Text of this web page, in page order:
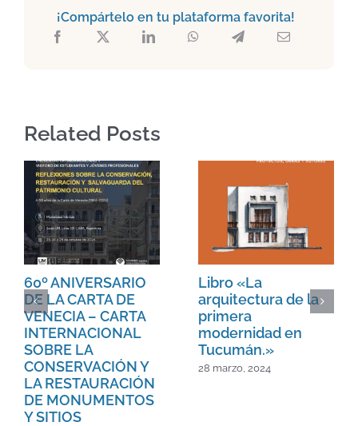
¡Compártelo en tu plataforma favorita!
Related Posts
60º ANIVERSARIO
DE LA CARTA DE
VENECIA – CARTA
INTERNACIONAL
SOBRE LA
CONSERVACIÓN Y
LA RESTAURACIÓN
DE MONUMENTOS
Y SITIOS
Libro «La
arquitectura de la
primera
modernidad en
Tucumán.»
28 marzo, 2024